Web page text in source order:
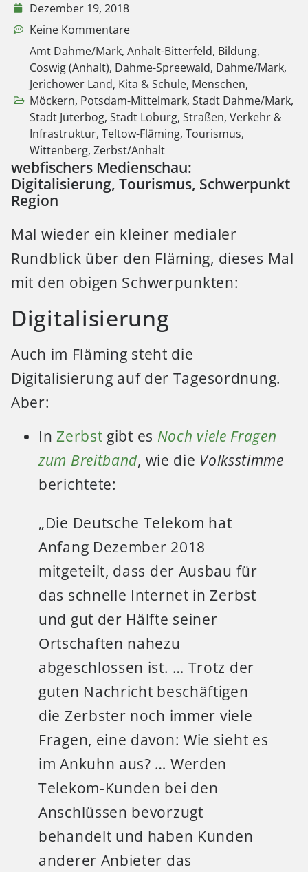
Dezember 19, 2018
Keine Kommentare
Amt Dahme/Mark, Anhalt-Bitterfeld, Bildung,
Coswig (Anhalt), Dahme-Spreewald, Dahme/Mark,
Jerichower Land, Kita & Schule, Menschen,
Möckern, Potsdam-Mittelmark, Stadt Dahme/Mark,
Stadt Jüterbog, Stadt Loburg, Straßen, Verkehr &
Infrastruktur, Teltow-Fläming, Tourismus,
Wittenberg, Zerbst/Anhalt
webfischers Medienschau:
Digitalisierung, Tourismus, Schwerpunkt
Region
Mal wieder ein kleiner medialer
Rundblick über den Fläming, dieses Mal
mit den obigen Schwerpunkten:
Digitalisierung
Auch im Fläming steht die
Digitalisierung auf der Tagesordnung.
Aber:
InZerbst gibt es Noch viele Fragen
zum Breitband, wie die Volksstimme
berichtete:
„Die Deutsche Telekom hat
Anfang Dezember 2018
mitgeteilt, dass der Ausbau für
das schnelle Internet in Zerbst
und gut der Hälfte seiner
Ortschaften nahezu
abgeschlossen ist. … Trotz der
guten Nachricht beschäftigen
die Zerbster noch immer viele
Fragen, eine davon: Wie sieht es
im Ankuhn aus? … Werden
Telekom-Kunden bei den
Anschlüssen bevorzugt
behandelt und haben Kunden
anderer Anbieter das